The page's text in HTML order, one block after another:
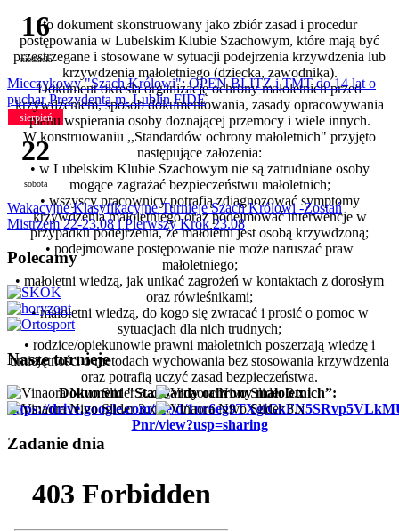
to dokument skonstruowany jako zbiór zasad i procedur
postępowania w Lubelskim Klubie Szachowym, które mają być
przestrzegane i stosowane w sytuacji podejrzenia krzywdzenia lub
krzywdzenia małoletniego (dziecka, zawodnika).
Dokument określa organizację ochrony małoletnich przed
krzywdzeniem, sposób dokumentowania, zasady opracowywania
planu wspierania osoby doznającej przemocy i wiele innych.
W konstruowaniu ,,Standardów ochrony małoletnich" przyjęto
następujące założenia:
• w Lubelskim Klubie Szachowym nie są zatrudniane osoby
mogące zagrażać bezpieczeństwu małoletnich;
• wszyscy pracownicy potrafią zdiagnozować symptomy
krzywdzenia małoletniego oraz podejmować interwencje w
przypadku podejrzenia, że małoletni jest osobą krzywdzoną;
• podejmowane postępowanie nie może naruszać praw
małoletniego;
• małoletni wiedzą, jak unikać zagrożeń w kontaktach z dorosłym
oraz rówieśnikami;
• małoletni wiedzą, do kogo się zwracać i prosić o pomoc w
sytuacjach dla nich trudnych;
• rodzice/opiekunowie prawni małoletnich poszerzają wiedzę i
umiejętności o metodach wychowania bez stosowania krzywdzenia
oraz potrafią uczyć zasad bezpieczeństwa.
Dokument "Standardy ochrony małoletnich”:
https://drive.google.com/file/d/
Pnr/view?usp=sharing
16
niedziela
Mieczykowy "Szach Królowi": OPEN BLITZ i TMT do 14 lat o
puchar Prezydenta m. Lublin FIDE
sierpień
22
sobota
Wakacyjne Klasyfikacyjne Turnieje Szach Królowi -Zostań
Mistrzem 22-23.08 i Pierwszy Krok 23.08
Polecamy
Nasze turnieje
Zadanie dnia